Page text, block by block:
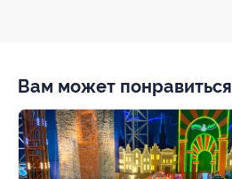
Вам может понравиться